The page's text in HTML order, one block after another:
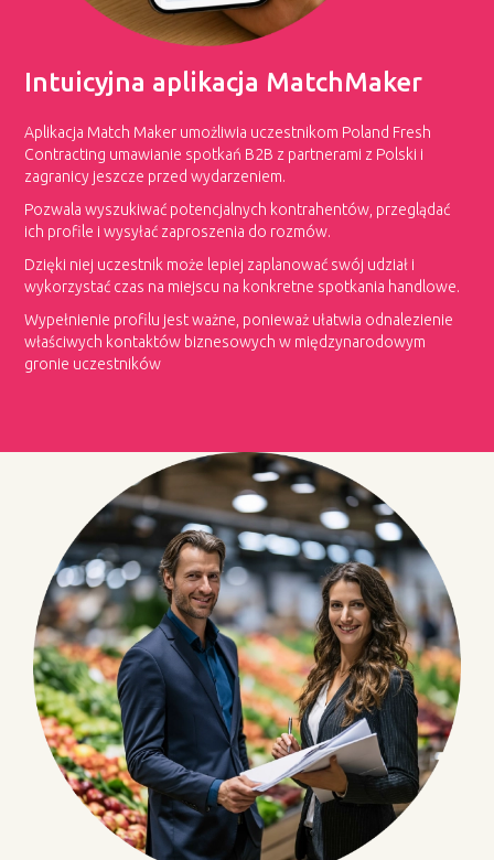
Intuicyjna aplikacja MatchMaker
Aplikacja Match Maker umożliwia uczestnikom Poland Fresh
Contracting umawianie spotkań B2B z partnerami z Polski i
zagranicy jeszcze przed wydarzeniem.
Pozwala wyszukiwać potencjalnych kontrahentów, przeglądać
ich profile i wysyłać zaproszenia do rozmów.
Dzięki niej uczestnik może lepiej zaplanować swój udział i
wykorzystać czas na miejscu na konkretne spotkania handlowe.
Wypełnienie profilu jest ważne, ponieważ ułatwia odnalezienie
właściwych kontaktów biznesowych w międzynarodowym
gronie uczestników